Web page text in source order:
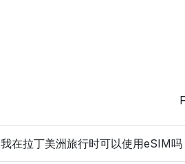
我在拉丁美洲旅行时可以使用eSIM吗